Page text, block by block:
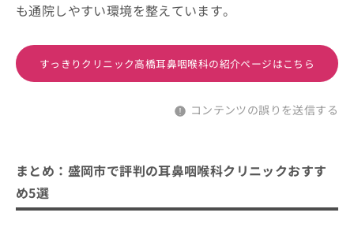
も通院しやすい環境を整えています。
すっきりクリニック高橋耳鼻咽喉科の紹介ページはこちら
コンテンツの誤りを送信する
まとめ：盛岡市で評判の耳鼻咽喉科クリニックおすす
め5選